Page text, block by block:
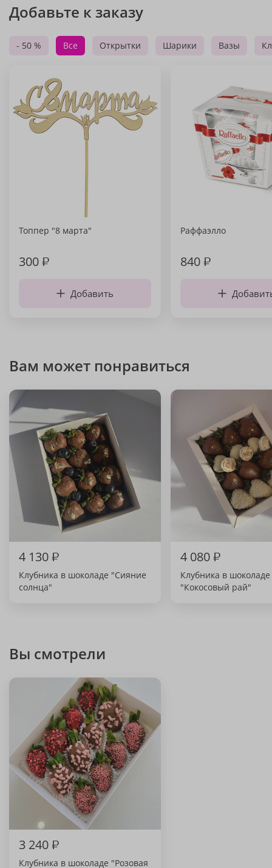
Добавьте к заказу
- 50 % Все Открытки Шарики Вазы
Топпер "8 марта"
300₽
Добавить
Раффаэлло
840₽
Вам может понравиться
4 130₽
Клубника в шоколаде "Сияние
солнца"
4 080₽
Клубника в шоколаде
"Кокосовый рай"
Вы смотрели
3 240₽
Клубника в шоколаде "Розовая